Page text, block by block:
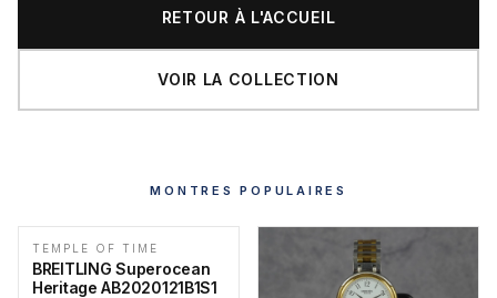
RETOUR À L'ACCUEIL
VOIR LA COLLECTION
MONTRES POPULAIRES
TEMPLE OF TIME
BREITLING Superocean
Heritage AB2020121B1S1